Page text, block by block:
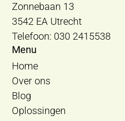
Zonnebaan 13
3542 EA Utrecht
Telefoon: 030 2415538
Menu
Home
Over ons
Blog
Oplossingen